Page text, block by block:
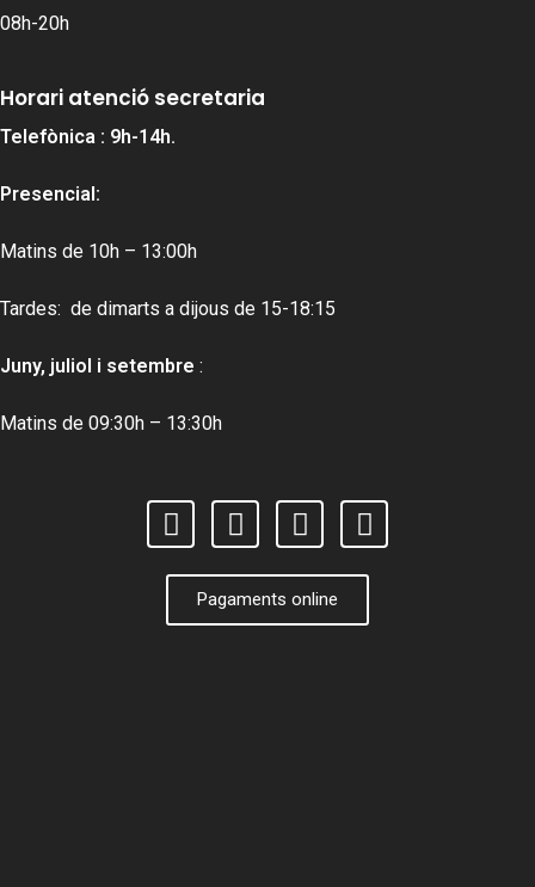
08h-20h
Horari atenció secretaria
Telefònica : 9h-14h.
Presencial:
Matins de 10h – 13:00h
Tardes: de dimarts a dijous de 15-18:15
Juny, juliol i setembre :
Matins de 09:30h – 13:30h
Pagaments online